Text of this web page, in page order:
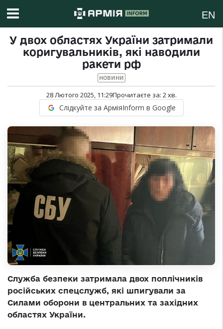
EN
У двох областях України затримали
коригувальників, які наводили
ракети рф
НОВИНИ
28 Лютого 2025, 11:29Прочитаєте за: 2хв.
Слідкуйте за АрміяInform в Google
Служба безпеки затримала двох поплічників
російських спецслужб, які шпигували за
Силами оборони в центральних та західних
областях України.